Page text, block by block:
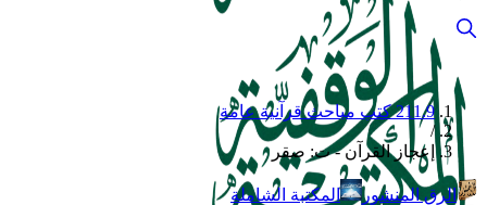
211.9 كتب مباحث قرآنية عامة
/
إعجاز القرآن - ت: صقر
الرق المنشور المكتبة الشاملة